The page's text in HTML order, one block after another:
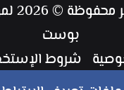
بوست
شروط
طاقم العمل